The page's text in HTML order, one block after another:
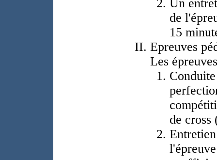
Un
de
15
Epreuves
Les
de